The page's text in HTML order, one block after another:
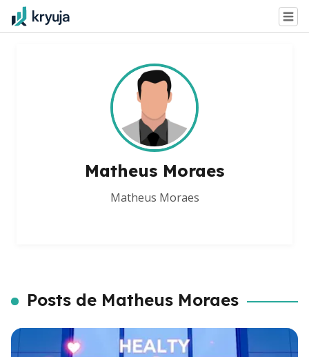
Matheus Moraes
Matheus Moraes
Posts de Matheus Moraes